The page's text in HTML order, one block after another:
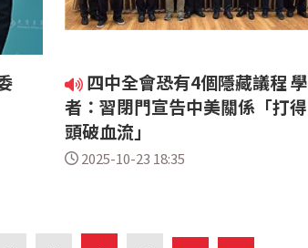
四中全會恐有4個隱藏議程 學
者：習閉門宣告中美關係「打得
頭破血流」
2025-10-23 18:35